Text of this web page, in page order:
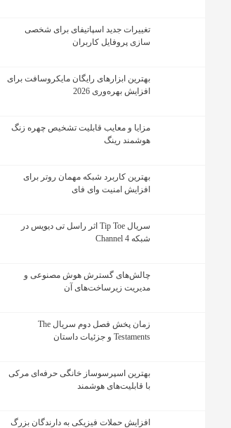
تغییرات جدید اسپاتیفای برای شخصی
سازی پروفایل کاربران
بهترین ابزارهای رایگان مایکروسافت برای
افزایش بهره‌وری 2026
مزایا و معایب قابلیت تشخیص چهره زنگ
هوشمند رینگ
بهترین کاربرد شبکه مهمان روتر برای
افزایش امنیت وای فای
سریال Tip Toe اثر راسل تی دیویس در
شبکه Channel 4
چالش‌های گسترش هوش مصنوعی و
مدیریت زیرساخت‌های آن
زمان پخش فصل دوم سریال The
Testaments و جزئیات داستان
بهترین اسپرسوساز خانگی حرفه‌ای مرکی
با قابلیت‌های هوشمند
افزایش حملات فیزیکی به دارندگان بزرگ